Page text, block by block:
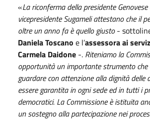
«La riconferma della presidente Genovese
vicepresidente Sugameli attestano che il
oltre un anno fa è quello giusto-
Daniela Toscano e l’assessora ai
Carmela Daidone -. Riteniamo la
opportunità un importante strumento che
guardare con attenzione alla dignità delle
essere garantita in ogni sede ed in tutti i
democratici. La Commissione è istituita
un sostegno alla partecipazione nei